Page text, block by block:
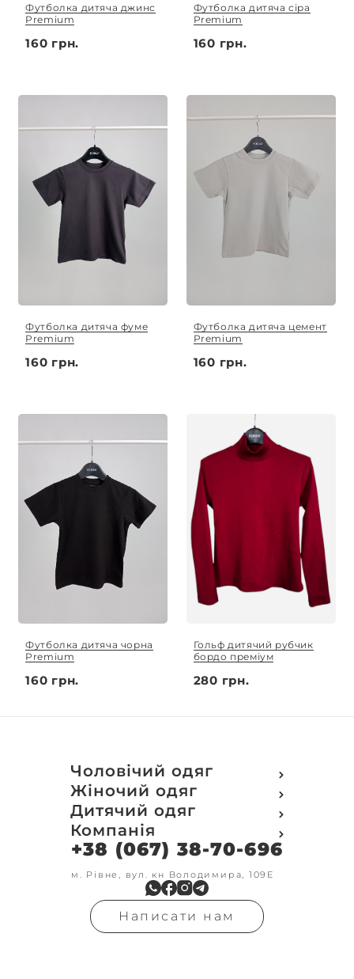
Футболка дитяча джинс
Premium
160 грн.
Футболка дитяча сіра
Premium
160 грн.
Футболка дитяча фуме
Premium
160 грн.
Футболка дитяча цемент
Premium
160 грн.
Футболка дитяча чорна
Premium
160 грн.
Гольф дитячий рубчик
бордо преміум
280 грн.
Чоловічий одяг
Футболки
Футболки Polo
Кофти
Світшот
Кенгуру
Кофта з замком
Олімпійки
Флісові кофти
Гольфи
Реглан
Жіночий одяг
Футболки
Поло
Кофти
Світшот
Олімпійки
Кофта на замку
Бомбери
В'язка
Гольфи
Дитячий одяг
Футболки
Кофти
Світшоти
Кенгуру
Кенгуру замок
Костюми
Штани
Шорти
Компанія
Про компанію
Доставка та оплата
Друк на замовлення
Обмін та повернення
Контакти
Умови оформлення
замовлення
+38 (067) 38-70-696
м. Рівне, вул. кн Володимира, 109Е
Написати нам